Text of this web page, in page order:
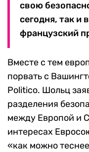
свою
сегодня, так и
французский
Вместе с тем
порвать с
Politico. Шольц
разделения
между Европой и
интересах
«как можно